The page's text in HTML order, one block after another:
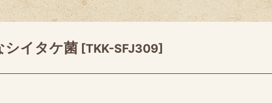
シイタケ菌 [TKK-SFJ309]